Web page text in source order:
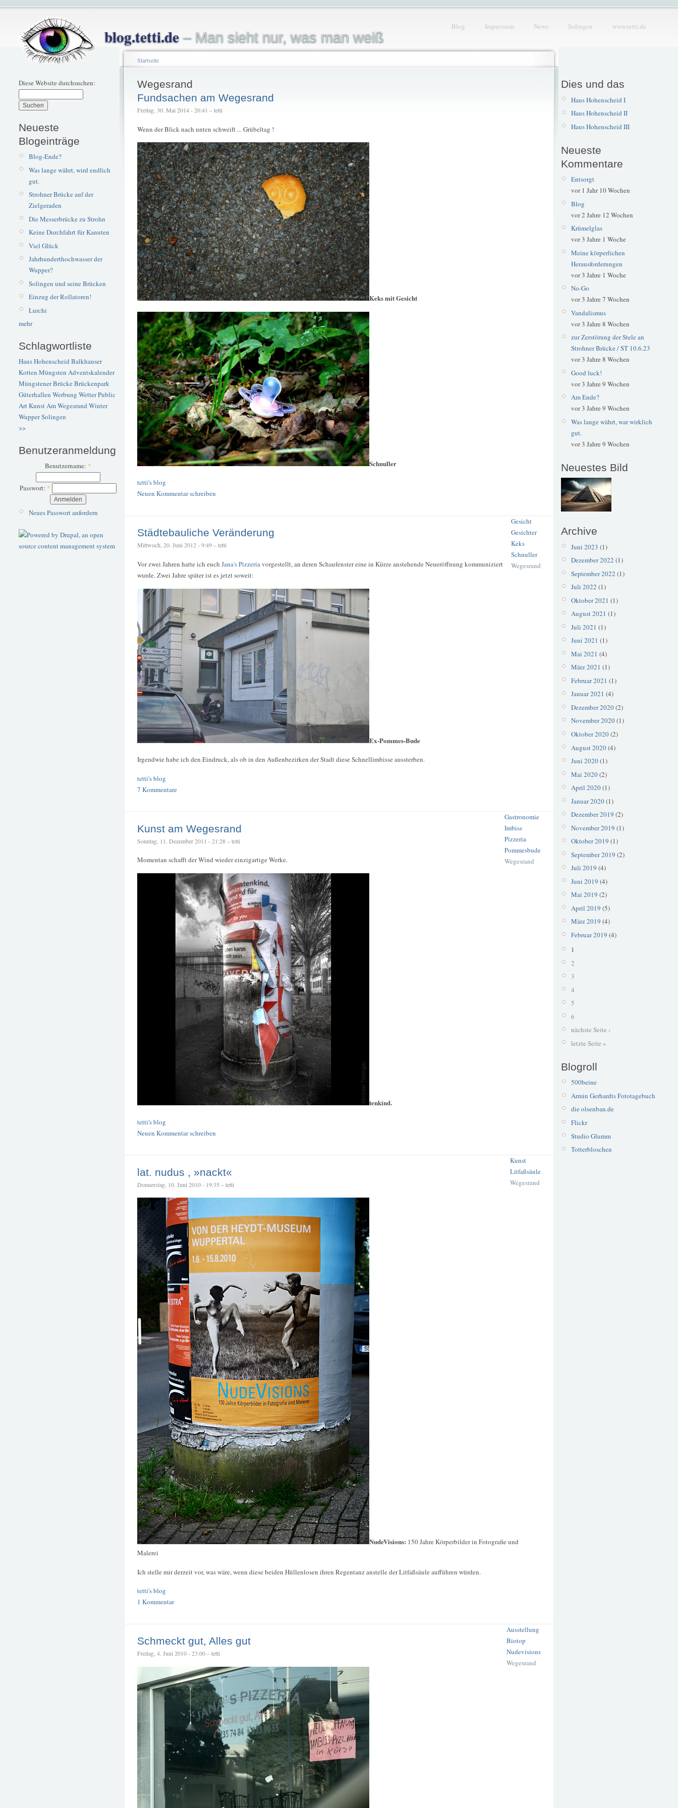
blog.tetti.de– Man sieht nur, was man weiß
Blog Impressum News Solingen www.tetti.de
Diese Website durchsuchen:
Neueste
Blogeinträge
Blog-Ende?
Was lange währt, wird endlich
gut.
Strohner Brücke auf der
Zielgeraden
Die Messerbrücke zu Strohn
Keine Durchfahrt für Kanuten
Viel Glück
Jahrhunderthochwasser der
Wupper?
Solingen und seine Brücken
Einzug der Rollatoren!
Lurchi
mehr
Schlagwortliste
Haus Hohenscheid Balkhauser
Kotten Müngsten Adventskalender
Müngstener BrückeBrückenpark
Güterhallen Werbung WetterPublic
ArtKunstAm Wegesrand Winter
WupperSolingen
>>
Benutzeranmeldung
Benutzername: *
Passwort: *
Neues Passwort anfordern
Startseite
Wegesrand
Fundsachen am Wegesrand
Freitag, 30. Mai 2014 - 20:41 – tetti
Wenn der Blick nach unten schweift ... Grübeltag !
Keks mit Gesicht
Schnuller
tetti's blog
Neuen Kommentar schreiben
Gesicht
Gesichter
Keks
Schnuller
Wegesrand
Städtebauliche Veränderung
Mittwoch, 20. Juni 2012 - 9:49 – tetti
Vor zwei Jahren hatte ich euch Jana's Pizzeriavorgestellt, an deren Schaufenster eine in Kürze anstehende Neueröffnung kommuniziert
wurde. Zwei Jahre später ist es jetzt soweit:
Ex-Pommes-Bude
Irgendwie habe ich den Eindruck, als ob in den Außenbezirken der Stadt diese Schnellimbisse aussterben.
tetti's blog
7 Kommentare
Gastronomie
Imbiss
Pizzeria
Pommesbude
Wegesrand
Kunst am Wegesrand
Sonntag, 11. Dezember 2011 - 21:28 – tetti
Momentan schafft der Wind wieder einzigartige Werke.
tenkind.
tetti's blog
Neuen Kommentar schreiben
Kunst
Litfaßsäule
Wegesrand
lat. nudus , »nackt«
Donnerstag, 10. Juni 2010 - 19:35 – tetti
NudeVisions: 150 Jahre Körperbilder in Fotografie und
Malerei
Ich stelle mir derzeit vor, was wäre, wenn diese beiden Hüllenlosen ihren Regentanz anstelle der Litfaßsäule aufführen würden.
tetti's blog
1 Kommentar
Ausstellung
Biotop
Nudevisions
Wegesrand
Schmeckt gut, Alles gut
Freitag, 4. Juni 2010 - 23:00 – tetti
Dies und das
Haus Hohenscheid I
Haus Hohenscheid II
Haus Hohenscheid III
Neueste
Kommentare
Entsorgt
vor 1 Jahr 10 Wochen
Blog
vor 2 Jahre 12 Wochen
Krümelglas
vor 3 Jahre 1 Woche
Meine körperlichen
Herausforderungen
vor 3 Jahre 1 Woche
No-Go
vor 3 Jahre 7 Wochen
Vandalismus
vor 3 Jahre 8 Wochen
zur Zerstörung der Stele an
Strohner Brücke / ST 10.6.23
vor 3 Jahre 8 Wochen
Good luck!
vor 3 Jahre 9 Wochen
Am Ende?
vor 3 Jahre 9 Wochen
Was lange währt, war wirklich
gut.
vor 3 Jahre 9 Wochen
Neuestes Bild
Archive
Juni 2023 (1)
Dezember 2022 (1)
September 2022 (1)
Juli 2022 (1)
Oktober 2021 (1)
August 2021 (1)
Juli 2021 (1)
Juni 2021 (1)
Mai 2021 (4)
März 2021 (1)
Februar 2021 (1)
Januar 2021 (4)
Dezember 2020(2)
November 2020(1)
Oktober 2020(2)
August 2020(4)
Juni 2020(1)
Mai 2020(2)
April 2020(1)
Januar 2020(1)
Dezember 2019 (2)
November 2019 (1)
Oktober 2019 (1)
September 2019 (2)
Juli 2019 (4)
Juni 2019 (4)
Mai 2019 (2)
April 2019 (5)
März 2019 (4)
Februar 2019 (4)
1
2
3
4
5
6
nächste Seite ›
letzte Seite »
Blogroll
500beine
Armin Gerhardts Fototagebuch
die olsenban.de
Flickr
Studio Glumm
Totterbloschen